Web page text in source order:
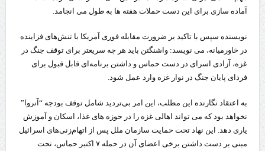
آماده سازی برای این دست حملات هفته ها به طول می انجامد.
نویسنده سپس با تاکید بر ضرورت مقابله فوری آمریکا با تنش‌های فزاینده
در خاورمیانه، می نویسد: واشنگتن باید هر چه سریعتر برای توقف جنگ در
غزه، آزادی اسرای در دست حماس و داشتن برنامه‌ای قابل قبول برای
فردای پایان جنگ در نوار غزه وارد عمل شود.
به اعتقاد نگارنده این مطلب، این امر بی‌تردید شامل توقف بودجه “آنروا”
نخواهد بود که می تواند اهالی غزه را در حوزه های غذا، اسکان و آموزش
یاری دهد. این نهاد تحت حمایت سازمان ملل پس از اتهام‌زنی‌های اسرائیل
مبنی بر دست داشتن برخی اعضای آن در حمله ۷ اکتبر حماس، تحت